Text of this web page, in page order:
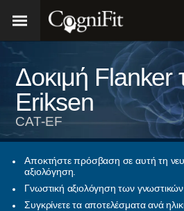
Δοκιμή Flanker
Eriksen
CAT-EF
Αποκτήστε πρόσβαση σε αυτή τη
αξιολόγηση.
Γνωστική αξιολόγηση των
Συγκρίνετε τα αποτελέσματα ανά